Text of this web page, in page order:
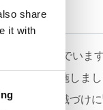
share
it with
に取り組んでいま
消灯を実施しま
性への意識づけ